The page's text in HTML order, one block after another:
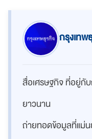
กรุงเทพ
สื่อเศรษฐกิจ ที่อยู่กับ
ยาวนาน
ถ่ายทอดข้อมูลที่แม่